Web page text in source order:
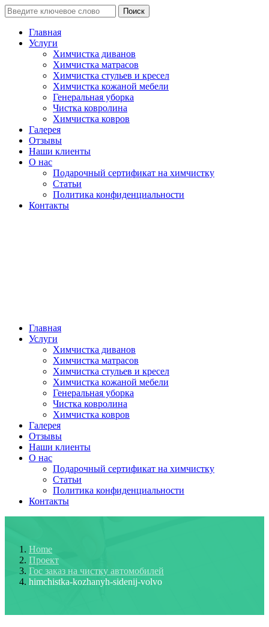
Поиск
Главная
Услуги
Химчистка диванов
Химчистка матрасов
Химчистка стульев и кресел
Химчистка кожаной мебели
Генеральная уборка
Чистка ковролина
Химчистка ковров
Галерея
Отзывы
Наши клиенты
О нас
Подарочный сертификат на химчистку
Статьи
Политика конфиденциальности
Контакты
Главная
Услуги
Химчистка диванов
Химчистка матрасов
Химчистка стульев и кресел
Химчистка кожаной мебели
Генеральная уборка
Чистка ковролина
Химчистка ковров
Галерея
Отзывы
Наши клиенты
О нас
Подарочный сертификат на химчистку
Статьи
Политика конфиденциальности
Контакты
Home
Проект
Гос заказ на чистку автомобилей
himchistka-kozhanyh-sidenij-volvo